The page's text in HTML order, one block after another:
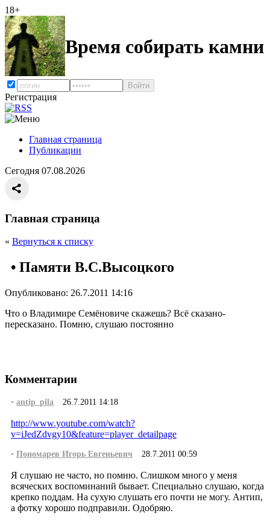
18+
Время собирать камни
Регистрация
Главная страница
Публикации
Сегодня 07.08.2026
Главная страница
« Вернуться к списку
• Памяти В.С.Высоцкого
Опубликовано: 26.7.2011 14:16
Что о Владимире Семёновиче скажешь? Всё сказано-
пересказано. Помню, слушаю постоянно
Комментарии
• antip_pila 26.7.2011 14:18
http://www.youtube.com/watch?
v=iJedZdvgy10&feature=player_detailpage
• Пономарев Игорь Евгеньевич 28.7.2011 00:59
Я слушаю не часто, но помню. Слишком много у меня
всяческих воспоминаний бывает. Специально слушаю, когда
крепко поддам. На сухую слушать его почти не могу. Антип,
а фотку хорошо подправили. Одобряю.